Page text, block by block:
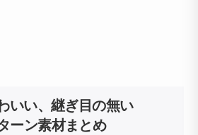
いい、継ぎ目の無い
ーン素材まとめ